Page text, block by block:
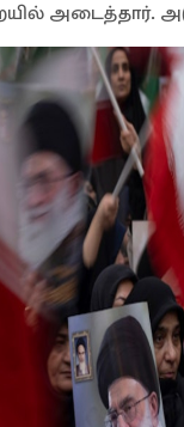
அடைத்தார்.